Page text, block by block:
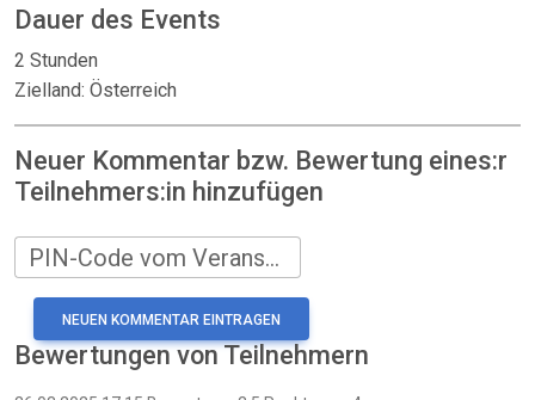
Dauer des Events
2 Stunden
Zielland: Österreich
Neuer Kommentar bzw. Bewertung eines:r
Teilnehmers:in hinzufügen
PIN-Code vom Veranstalter
Bewertungen von Teilnehmern